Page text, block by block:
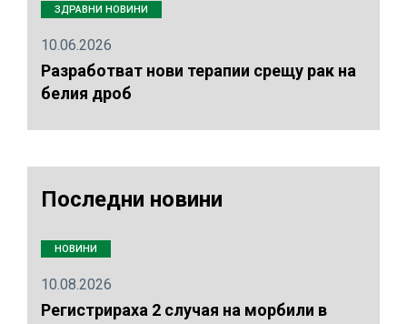
ЗДРАВНИ НОВИНИ
10.06.2026
Разработват нови терапии срещу рак на
белия дроб
Последни новини
НОВИНИ
10.08.2026
Регистрираха 2 случая на морбили в